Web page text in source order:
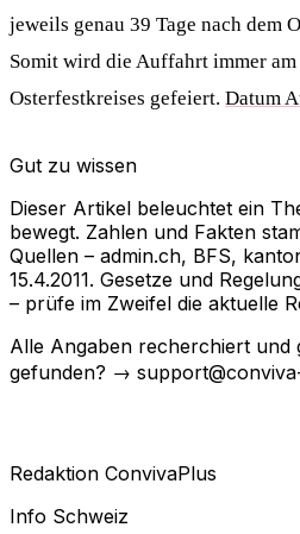
jeweils genau 39 Tage nach dem
Somit wird die Auffahrt immer am
Osterfestkreises gefeiert. Datum
Gut zu wissen
Dieser Artikel beleuchtet ein
bewegt. Zahlen und Fakten
Quellen – admin.ch, BFS,
15.4.2011. Gesetze und
– prüfe im Zweifel die aktuelle
Alle Angaben recherchiert und
gefunden? →
Redaktion ConvivaPlus
Info Schweiz